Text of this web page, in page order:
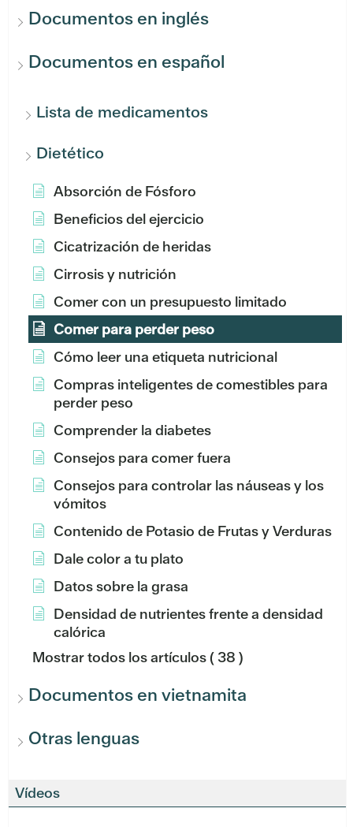
Documentos en inglés
Documentos en español
Lista de medicamentos
Dietético
Absorción de Fósforo
Beneficios del ejercicio
Cicatrización de heridas
Cirrosis y nutrición
Comer con un presupuesto limitado
Comer para perder peso
Cómo leer una etiqueta nutricional
Compras inteligentes de comestibles para
perder peso
Comprender la diabetes
Consejos para comer fuera
Consejos para controlar las náuseas y los
vómitos
Contenido de Potasio de Frutas y Verduras
Dale color a tu plato
Datos sobre la grasa
Densidad de nutrientes frente a densidad
calórica
Mostrar todos los artículos( 38 )
Documentos en vietnamita
Otras lenguas
Vídeos